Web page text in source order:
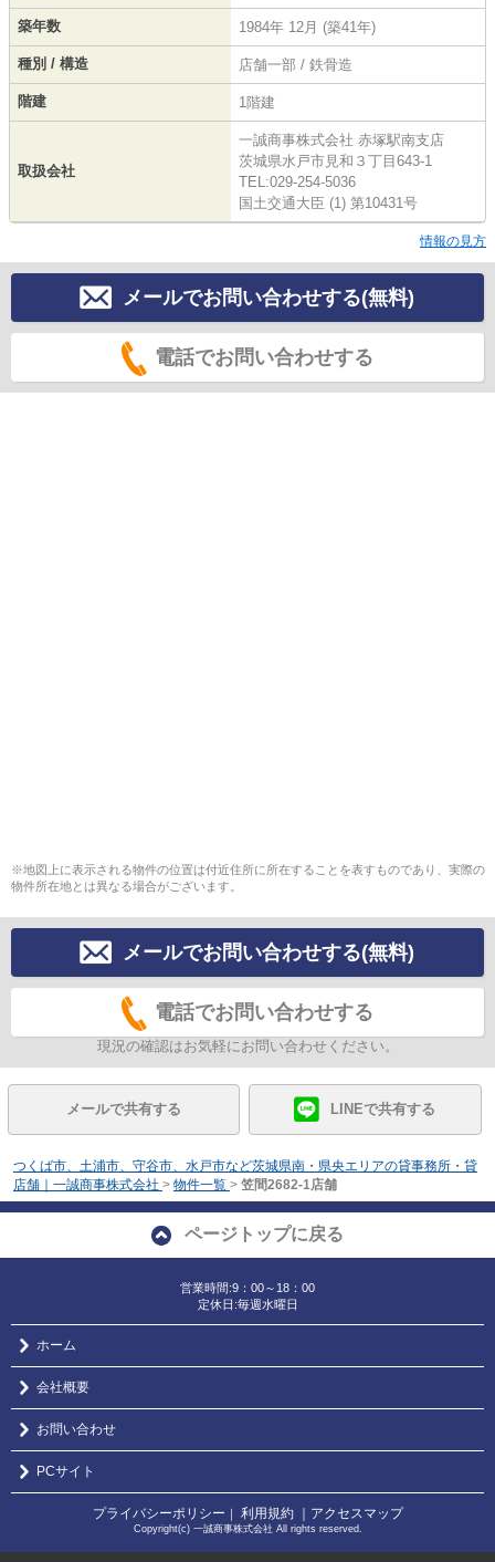
築年数 1984年 12月 (築41年)
種別 / 構造 店舗一部 / 鉄骨造
階建 1階建
取扱会社
一誠商事株式会社 赤塚駅南支店
茨城県水戸市見和３丁目643-1
TEL:029-254-5036
国土交通大臣 (1) 第10431号
情報の見方
メールでお問い合わせする(無料)
電話でお問い合わせする
※地図上に表示される物件の位置は付近住所に所在することを表すものであり、実際の
物件所在地とは異なる場合がございます。
メールでお問い合わせする(無料)
電話でお問い合わせする
現況の確認はお気軽にお問い合わせください。
メールで共有する LINEで共有する
つくば市、土浦市、守谷市、水戸市など茨城県南・県央エリアの貸事務所・貸
店舗｜一誠商事株式会社 > 物件一覧 > 笠間2682-1店舗
ページトップに戻る
営業時間:9：00～18：00
定休日:毎週水曜日
ホーム
会社概要
お問い合わせ
PCサイト
プライバシーポリシー 利用規約 ｜アクセスマップ
Copyright(c) 一誠商事株式会社 All rights reserved.